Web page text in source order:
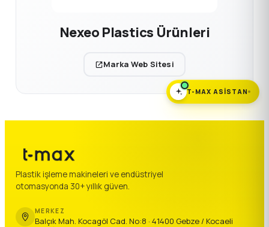
Nexeo Plastics Ürünleri
Marka Web Sitesi
Plastik işleme makineleri ve endüstriyel
otomasyonda 30+ yıllık güven.
MERKEZ
Balçık Mah. Kocagöl Cad. No:8 · 41400 Gebze / Kocaeli
T-MAX ASISTAN